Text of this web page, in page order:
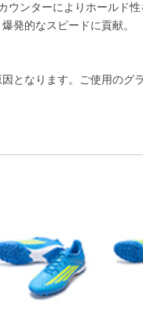
ウンターによりホールド
発的なスピードに貢献。
となります。ご使用のグ